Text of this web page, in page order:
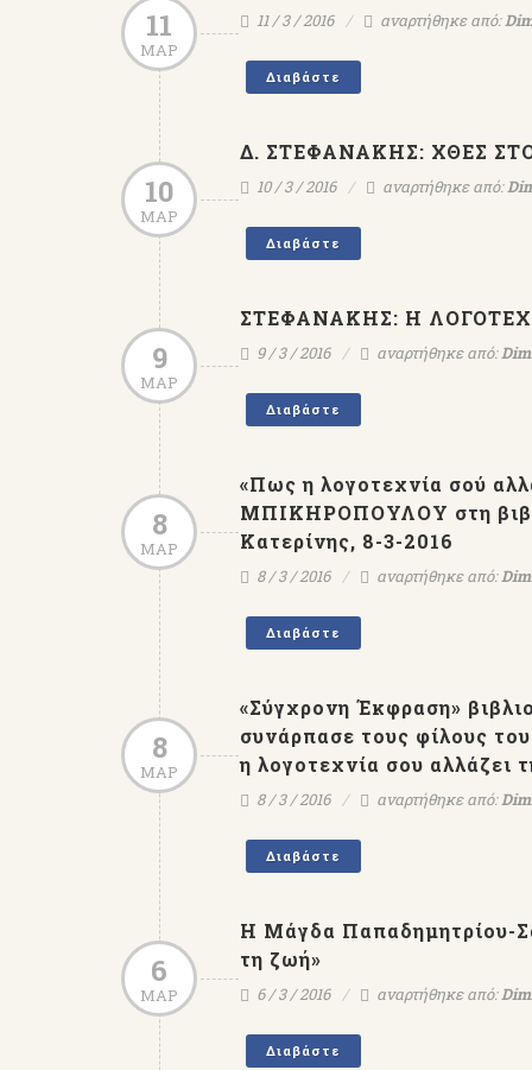
11
ΜΑΡ
11 / 3 / 2016 αναρτήθηκε από:
Διαβάστε
10
ΜΑΡ
Δ. ΣΤΕΦΑΝΑΚΗΣ: ΧΘΕΣ
10 / 3 / 2016 αναρτήθηκε από:
Διαβάστε
9
ΜΑΡ
ΣΤΕΦΑΝΑΚΗΣ: Η
9 / 3 / 2016 αναρτήθηκε από:
Διαβάστε
8
ΜΑΡ
«Πως η λογοτεχνία σού
ΜΠΙΚΗΡΟΠΟΥΛΟΥ στη
Κατερίνης, 8-3-2016
8 / 3 / 2016 αναρτήθηκε από:
Διαβάστε
8
ΜΑΡ
«Σύγχρονη Έκφραση»
συνάρπασε τους φίλους
η λογοτεχνία σου αλλάζει
8 / 3 / 2016 αναρτήθηκε από:
Διαβάστε
6
ΜΑΡ
Η Μάγδα Παπαδημητρίου-
τη ζωή»
6 / 3 / 2016 αναρτήθηκε από:
Διαβάστε